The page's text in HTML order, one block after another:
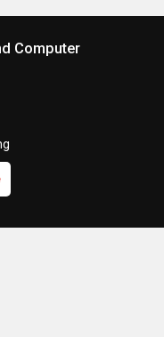
Computer